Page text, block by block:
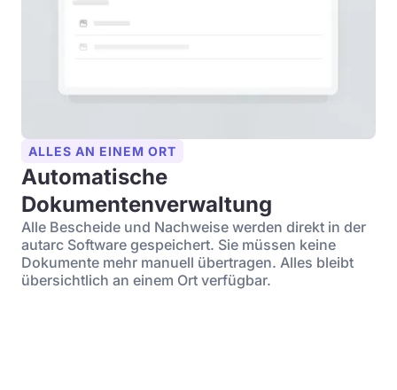
ALLES AN EINEM ORT
Automatische
Dokumentenverwaltung
Alle Bescheide und Nachweise werden direkt in der
autarc Software gespeichert. Sie müssen keine
Dokumente mehr manuell übertragen. Alles bleibt
übersichtlich an einem Ort verfügbar.